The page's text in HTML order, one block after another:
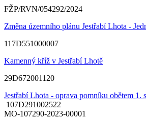
FŽP/RVN/054292/2024
Změna územního plánu Jestřabí Lhota -
117D551000007
Kamenný kříž v Jestřabí Lhotě
29D672001120
Jestřabí Lhota - oprava pomníku obětem 1.
107D291002522
MO-107290-2023-00001